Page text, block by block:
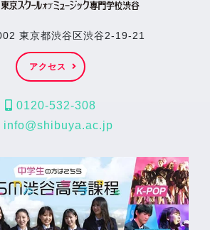
東京都渋谷区渋谷2-19-21
アクセス
0120-532-308
info@shibuya.ac.jp